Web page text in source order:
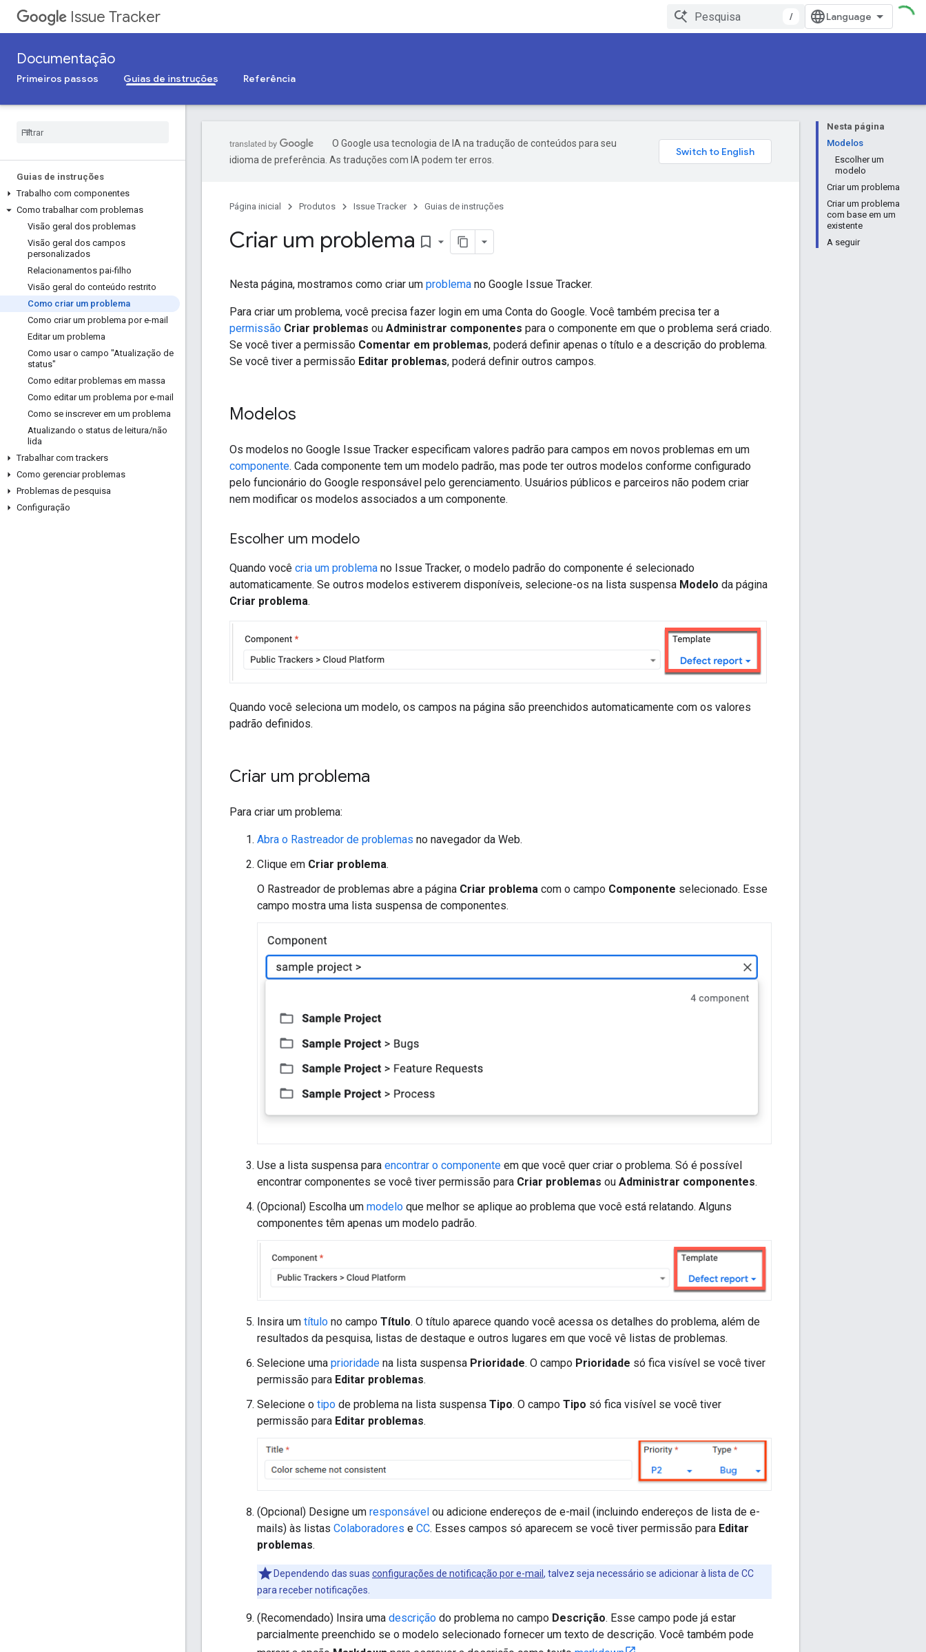
Issue Tracker /
Documentação
Primeiros passos Guias de instruções Referência
Guias de instruções
Trabalho com componentes
Como trabalhar com problemas
Visão geral dos problemas
Visão geral dos campos
personalizados
Relacionamentos pai-filho
Visão geral do conteúdo restrito
Como criar um problema
Como criar um problema por e-mail
Editar um problema
Como usar o campo "Atualização de
status"
Como editar problemas em massa
Como editar um problema por e-mail
Como se inscrever em um problema
Atualizando o status de leitura/não
lida
Trabalhar com trackers
Como gerenciar problemas
Problemas de pesquisa
Configuração
Nesta página
Modelos
Escolher um
modelo
Criar um problema
Criar um problema
com base em um
existente
A seguir
O Google usa tecnologia de IA na tradução de conteúdos para seu
idioma de preferência. As traduções com IA podem ter erros.
Página inicial Produtos Issue Tracker Guias de instruções
Criar um problema bookmark_border
Nesta página, mostramos como criar um problema no Google Issue Tracker.
Para criar um problema, você precisa fazer login em uma Conta do Google. Você também precisa ter a
permissão Criar problemas ou Administrar componentes para o componente em que o problema será criado.
Se você tiver a permissão Comentar em problemas, poderá definir apenas o título e a descrição do problema.
Se você tiver a permissão Editar problemas, poderá definir outros campos.
Modelos
Os modelos no Google Issue Tracker especificam valores padrão para campos em novos problemas em um
componente. Cada componente tem um modelo padrão, mas pode ter outros modelos conforme configurado
pelo funcionário do Google responsável pelo gerenciamento. Usuários públicos e parceiros não podem criar
nem modificar os modelos associados a um componente.
Escolher um modelo
Quando você cria um problema no Issue Tracker, o modelo padrão do componente é selecionado
automaticamente. Se outros modelos estiverem disponíveis, selecione-os na lista suspensa Modelo da página
Criar problema.
Quando você seleciona um modelo, os campos na página são preenchidos automaticamente com os valores
padrão definidos.
Criar um problema
Para criar um problema:
Abra o Rastreador de problemas no navegador da Web.
Clique em Criar problema.
O Rastreador de problemas abre a página Criar problema com o campo Componente selecionado. Esse
campo mostra uma lista suspensa de componentes.
Use a lista suspensa para encontrar o componente em que você quer criar o problema. Só é possível
encontrar componentes se você tiver permissão para Criar problemas ou Administrar componentes.
(Opcional) Escolha um modelo que melhor se aplique ao problema que você está relatando. Alguns
componentes têm apenas um modelo padrão.
Insira um título no campo Título. O título aparece quando você acessa os detalhes do problema, além de
resultados da pesquisa, listas de destaque e outros lugares em que você vê listas de problemas.
Selecione uma prioridade na lista suspensa Prioridade. O campo Prioridade só fica visível se você tiver
permissão para Editar problemas.
Selecione o tipo de problema na lista suspensa Tipo. O campo Tipo só fica visível se você tiver
permissão para Editar problemas.
(Opcional) Designe um responsável ou adicione endereços de e-mail (incluindo endereços de lista de e-
mails) às listas Colaboradores e CC. Esses campos só aparecem se você tiver permissão para Editar
problemas.
Dependendo das suas configurações de notificação por e-mail , talvez seja necessário se adicionar à lista de CC
para receber notificações.
(Recomendado) Insira uma descrição do problema no campo Descrição. Esse campo pode já estar
parcialmente preenchido se o modelo selecionado fornecer um texto de descrição. Você também pode